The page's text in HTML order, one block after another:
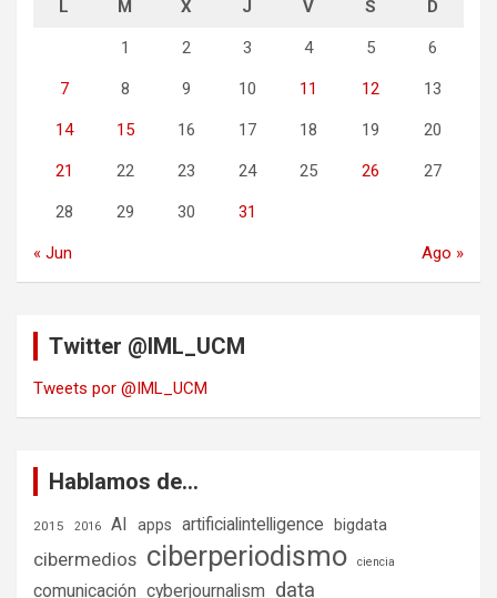
L M X J V S D
1 2 3 4 5 6
7 8 9 10 11 12 13
14 15 16 17 18 19 20
21 22 23 24 25 26 27
28 29 30 31
« Jun Ago »
Twitter @IML_UCM
Tweets por @IML_UCM
Hablamos de…
2015 2016 AI apps artificialintelligence bigdata
cibermedios ciberperiodismo ciencia
comunicación cyberjournalism data